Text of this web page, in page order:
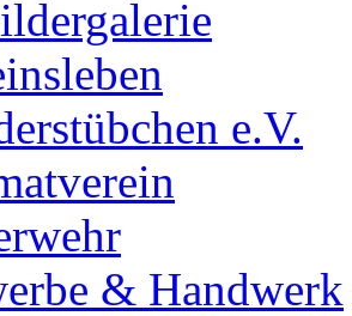
e.V.
& Handwerk